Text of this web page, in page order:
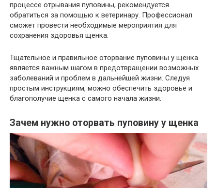
процессе отрывания пуповины, рекомендуется
обратиться за помощью к ветеринару. Профессионал
сможет провести необходимые мероприятия для
сохранения здоровья щенка.
Тщательное и правильное оторвание пуповины у щенка
является важным шагом в предотвращении возможных
заболеваний и проблем в дальнейшей жизни. Следуя
простым инструкциям, можно обеспечить здоровье и
благополучие щенка с самого начала жизни.
Зачем нужно оторвать пуповину у щенка